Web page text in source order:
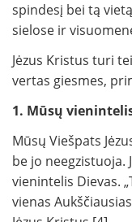
spindesį bei tą
sielose ir
Jėzus Kristus turi
vertas giesmes,
1. Mūsų
Mūsų Viešpats
be jo neegzistuoja.
vienintelis Dievas.
vienas